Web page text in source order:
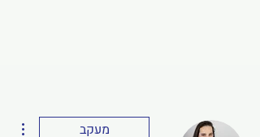
מעקב